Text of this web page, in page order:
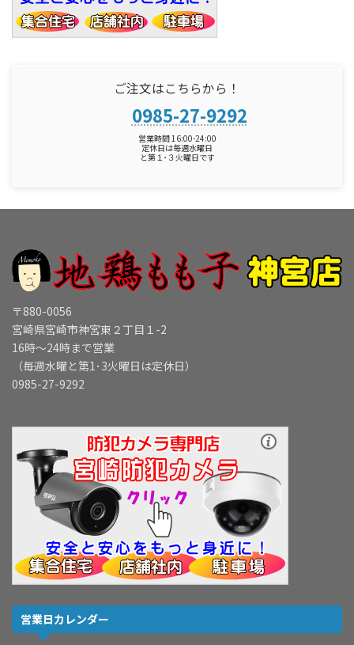
ご注文はこちらから！
0985-27-9292
営業時間 16:00-24:00
定休日は毎週水曜日
と第１･３火曜日です
〒880-0056
宮崎県宮崎市神宮東２丁目１-2
16時～24時まで営業
（毎週水曜と第1･3火曜日は定休日）
0985-27-9292
営業日カレンダー